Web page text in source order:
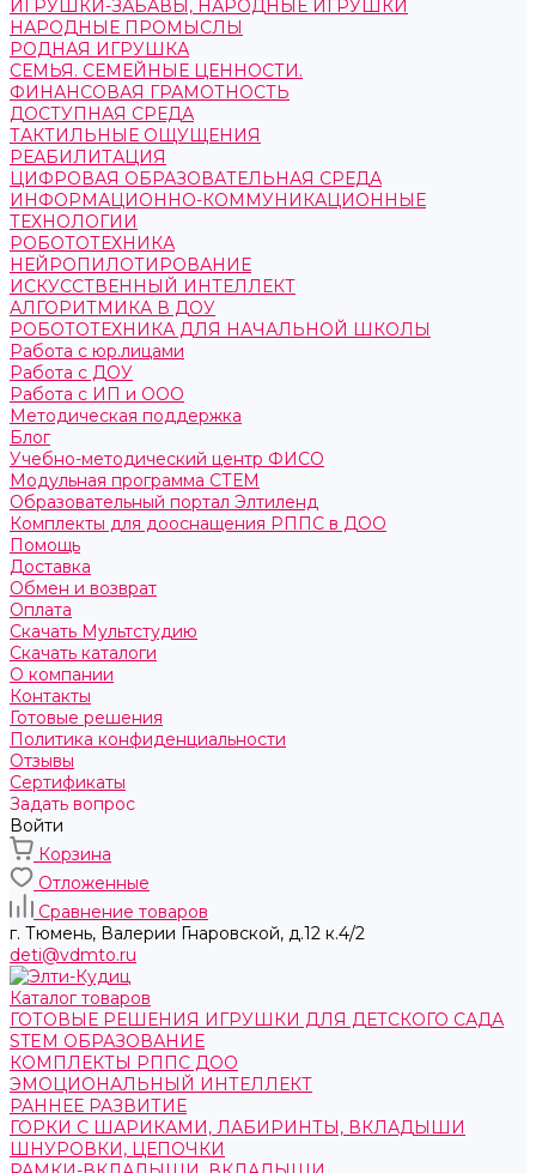
ИГРУШКИ-ЗАБАВЫ, НАРОДНЫЕ ИГРУШКИ
НАРОДНЫЕ ПРОМЫСЛЫ
РОДНАЯ ИГРУШКА
СЕМЬЯ. СЕМЕЙНЫЕ ЦЕННОСТИ.
ФИНАНСОВАЯ ГРАМОТНОСТЬ
ДОСТУПНАЯ СРЕДА
ТАКТИЛЬНЫЕ ОЩУЩЕНИЯ
РЕАБИЛИТАЦИЯ
ЦИФРОВАЯ ОБРАЗОВАТЕЛЬНАЯ СРЕДА
ИНФОРМАЦИОННО-КОММУНИКАЦИОННЫЕ
ТЕХНОЛОГИИ
РОБОТОТЕХНИКА
НЕЙРОПИЛОТИРОВАНИЕ
ИСКУССТВЕННЫЙ ИНТЕЛЛЕКТ
АЛГОРИТМИКА В ДОУ
РОБОТОТЕХНИКА ДЛЯ НАЧАЛЬНОЙ ШКОЛЫ
Работа с юр.лицами
Работа с ДОУ
Работа с ИП и ООО
Методическая поддержка
Блог
Учебно-методический центр ФИСО
Модульная программа СТЕМ
Образовательный портал Элтиленд
Комплекты для дооснащения РППС в ДОО
Помощь
Доставка
Обмен и возврат
Оплата
Скачать Мультстудию
Скачать каталоги
О компании
Контакты
Готовые решения
Политика конфиденциальности
Отзывы
Сертификаты
Задать вопрос
Войти
Корзина
Отложенные
Сравнение товаров
г. Тюмень, ​Валерии Гнаровской, д.12 к.4/2
deti@vdmto.ru
Каталог товаров
ГОТОВЫЕ РЕШЕНИЯ ИГРУШКИ ДЛЯ ДЕТСКОГО САДА
STEM ОБРАЗОВАНИЕ
КОМПЛЕКТЫ РППС ДОО
ЭМОЦИОНАЛЬНЫЙ ИНТЕЛЛЕКТ
РАННЕЕ РАЗВИТИЕ
ГОРКИ С ШАРИКАМИ, ЛАБИРИНТЫ, ВКЛАДЫШИ
ШНУРОВКИ, ЦЕПОЧКИ